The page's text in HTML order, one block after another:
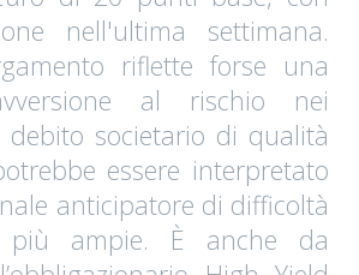
nell'ultima settimana.
riflette forse una
al rischio nei
societario di qualità
essere interpretato
anticipatore di difficoltà
più ampie. È anche da